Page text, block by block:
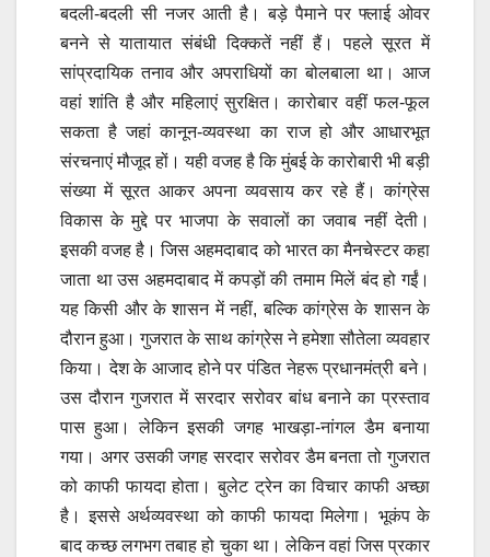
बदली-बदली सी नजर आती है। बड़े पैमाने पर फ्लाई ओवर
बनने से यातायात संबंधी दिक्कतें नहीं हैं। पहले सूरत में
सांप्रदायिक तनाव और अपराधियों का बोलबाला था। आज
वहां शांति है और महिलाएं सुरक्षित। कारोबार वहीं फल-फूल
सकता है जहां कानून-व्यवस्था का राज हो और आधारभूत
संरचनाएं मौजूद हों। यही वजह है कि मुंबई के कारोबारी भी बड़ी
संख्या में सूरत आकर अपना व्यवसाय कर रहे हैं। कांग्रेस
विकास के मुद्दे पर भाजपा के सवालों का जवाब नहीं देती।
इसकी वजह है। जिस अहमदाबाद को भारत का मैनचेस्टर कहा
जाता था उस अहमदाबाद में कपड़ों की तमाम मिलें बंद हो गईं।
यह किसी और के शासन में नहीं, बल्कि कांग्रेस के शासन के
दौरान हुआ। गुजरात के साथ कांग्रेस ने हमेशा सौतेला व्यवहार
किया। देश के आजाद होने पर पंडित नेहरू प्रधानमंत्री बने।
उस दौरान गुजरात में सरदार सरोवर बांध बनाने का प्रस्ताव
पास हुआ। लेकिन इसकी जगह भाखड़ा-नांगल डैम बनाया
गया। अगर उसकी जगह सरदार सरोवर डैम बनता तो गुजरात
को काफी फायदा होता। बुलेट ट्रेन का विचार काफी अच्छा
है। इससे अर्थव्यवस्था को काफी फायदा मिलेगा। भूकंप के
बाद कच्छ लगभग तबाह हो चुका था। लेकिन वहां जिस प्रकार